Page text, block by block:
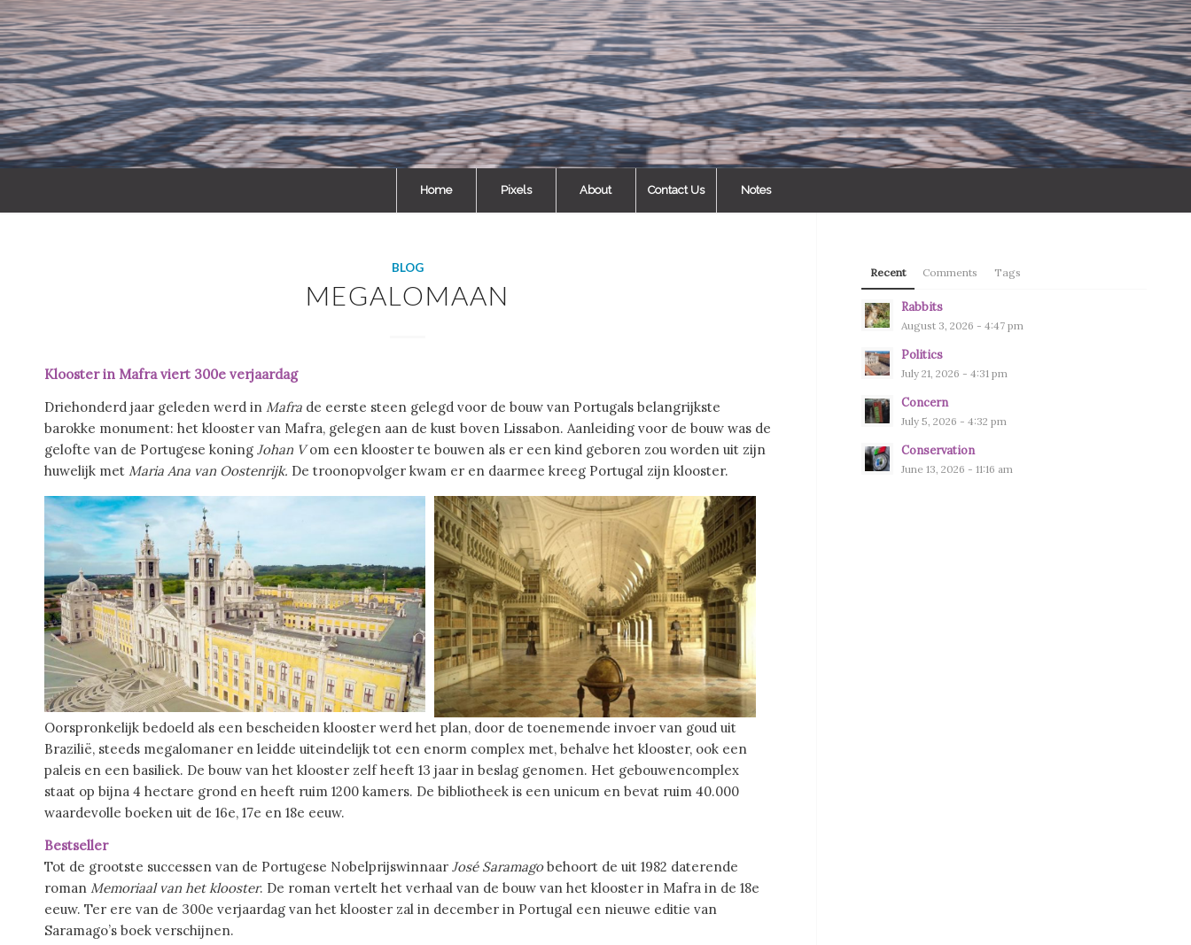
Home Pixels About Contact Us Notes
BLOG
MEGALOMAAN
Klooster in Mafra viert 300e verjaardag
Driehonderd jaar geleden werd in Mafra de eerste steen gelegd voor de bouw van Portugals belangrijkste
barokke monument: het klooster van Mafra, gelegen aan de kust boven Lissabon. Aanleiding voor de bouw was de
gelofte van de Portugese koning Johan Vom een klooster te bouwen als er een kind geboren zou worden uit zijn
huwelijk met Maria Ana van Oostenrijk. De troonopvolger kwam er en daarmee kreeg Portugal zijn klooster.
Oorspronkelijk bedoeld als een bescheiden klooster werd het plan, door de toenemende invoer van goud uit
Brazilië, steeds megalomaner en leidde uiteindelijk tot een enorm complex met, behalve het klooster, ook een
paleis en een basiliek. De bouw van het klooster zelf heeft 13 jaar in beslag genomen. Het gebouwencomplex
staat op bijna 4 hectare grond en heeft ruim 1200 kamers. De bibliotheek is een unicum en bevat ruim 40.000
waardevolle boeken uit de 16e, 17e en 18e eeuw.
Bestseller
Tot de grootste successen van de Portugese Nobelprijswinnaar José Saramagobehoort de uit 1982 daterende
roman Memoriaal van het klooster. De roman vertelt het verhaal van de bouw van het klooster in Mafra in de 18e
eeuw. Ter ere van de 300e verjaardag van het klooster zal in december in Portugal een nieuwe editie van
Saramago’s boek verschijnen.
Recent Comments Tags
Rabbits
August 3, 2026 - 4:47 pm
Politics
July 21, 2026 - 4:31 pm
Concern
July 5, 2026 - 4:32 pm
Conservation
June 13, 2026 - 11:16 am